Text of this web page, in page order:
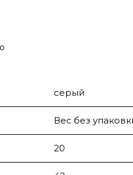
серый
Вес без
20